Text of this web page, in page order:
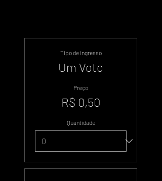
Tipo de ingresso
Um Voto
Preço
R$ 0,50
Quantidade